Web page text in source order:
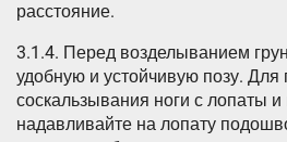
расстояние.
3.1.4. Перед возделыванием
удобную и устойчивую позу.
соскальзывания ноги с лопаты
надавливайте на лопату